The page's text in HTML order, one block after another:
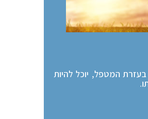
המטפל, יוכל להיות